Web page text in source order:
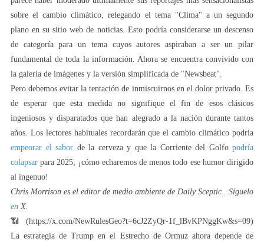
sobre el cambio climático, relegando el tema "Clima" a un segundo
plano en su sitio web de noticias. Esto podría considerarse un descenso
de categoría para un tema cuyos autores aspiraban a ser un pilar
fundamental de toda la información. Ahora se encuentra convivido con
la galería de imágenes y la versión simplificada de "Newsbeat".
Pero debemos evitar la tentación de inmiscuirnos en el dolor privado. Es
de esperar que esta medida no signifique el fin de esos clásicos
ingeniosos y disparatados que han alegrado a la nación durante tantos
años. Los lectores habituales recordarán que el cambio climático podría
empeorar el sabor de la cerveza y que la Corriente del Golfo podría
colapsar para 2025; ¡cómo echaremos de menos todo ese humor dirigido
al ingenuo!
Chris Morrison es el editor de medio ambiente de Daily Sceptic . Síguelo
en X.
📶 (https://x.com/NewRulesGeo?t=6cJ2ZyQr-1f_lBvKPNggKw&s=09)
La estrategia de Trump en el Estrecho de Ormuz ahora depende de